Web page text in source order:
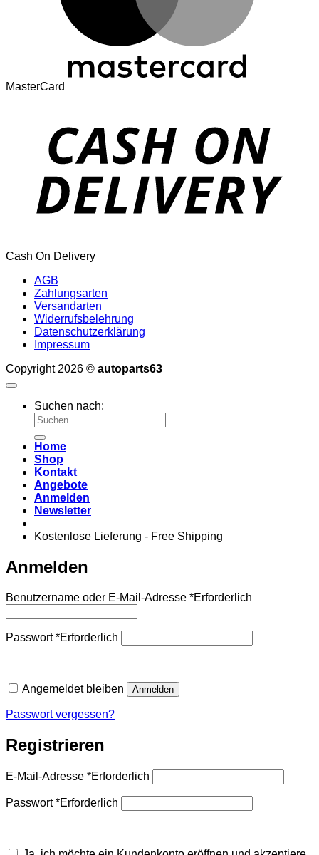
MasterCard
Cash On Delivery
AGB
Zahlungsarten
Versandarten
Widerrufsbelehrung
Datenschutzerklärung
Impressum
Copyright 2026 © autoparts63
Suchen nach:
Home
Shop
Kontakt
Angebote
Anmelden
Newsletter
Kostenlose Lieferung - Free Shipping
Anmelden
Benutzername oder E-Mail-Adresse *Erforderlich
Passwort*Erforderlich
Angemeldet bleiben Anmelden
Passwort vergessen?
Registrieren
E-Mail-Adresse *Erforderlich
Passwort*Erforderlich